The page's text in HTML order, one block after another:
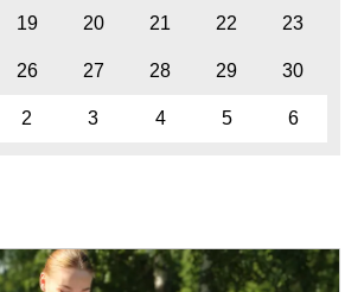
19 20 21 22 23
26 27 28 29 30
2 3 4 5 6